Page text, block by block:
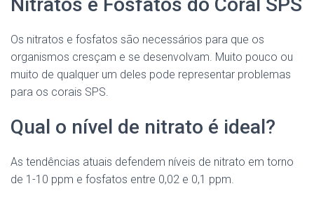
Os nitratos e fosfatos são necessários para que os
organismos cresçam e se desenvolvam. Muito pouco ou
muito de qualquer um deles pode representar problemas
para os corais SPS.
Qual o nível de nitrato é ideal?
As tendências atuais defendem níveis de nitrato em torno
de 1-10 ppm e fosfatos entre 0,02 e 0,1 ppm.